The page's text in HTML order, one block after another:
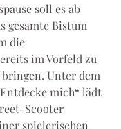
soll es ab
gesamte Bistum
die
im Vorfeld zu
Unter dem
mich“ lädt
Scooter
spielerischen